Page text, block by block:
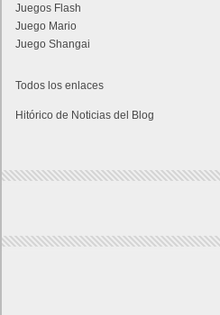
Juegos Flash
Juego Mario
Juego Shangai
Todos los enlaces
Hitórico de Noticias del Blog